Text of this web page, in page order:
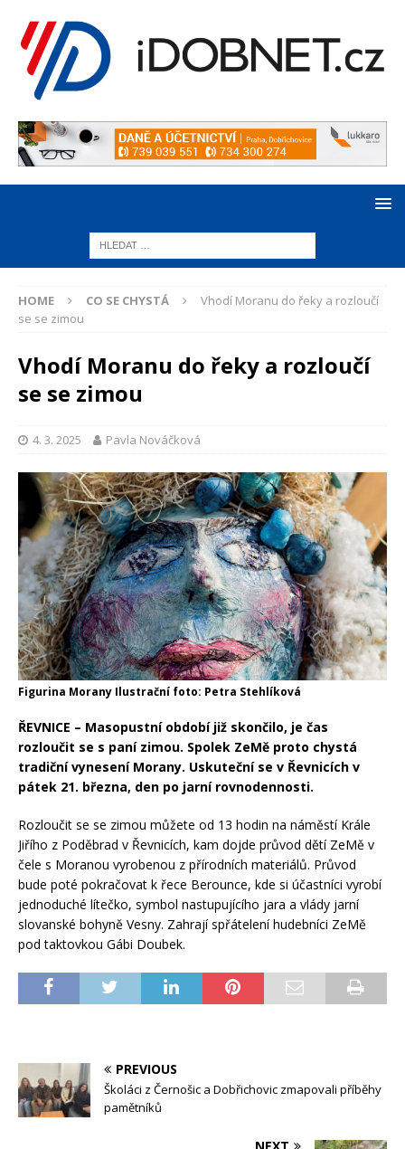
HOME CO SE CHYSTÁ
Vhodí Moranu do řeky a rozloučí
se se zimou
Vhodí Moranu do řeky a rozloučí
se se zimou
4. 3. 2025 Pavla Nováčková
Figurina Morany Ilustrační foto: Petra Stehlíková
ŘEVNICE – Masopustní období již skončilo, je čas
rozloučit se s paní zimou. Spolek ZeMě proto chystá
tradiční vynesení Morany. Uskuteční se v Řevnicích v
pátek 21. března, den po jarní rovnodennosti.
Rozloučit se se zimou můžete od 13 hodin na náměstí Krále
Jiřího z Poděbrad v Řevnicích, kam dojde průvod dětí ZeMě v
čele s Moranou vyrobenou z přírodních materiálů. Průvod
bude poté pokračovat k řece Berounce, kde si účastníci vyrobí
jednoduché lítečko, symbol nastupujícího jara a vlády jarní
slovanské bohyně Vesny. Zahrají spřátelení hudebníci ZeMě
pod taktovkou Gábi Doubek.
PREVIOUS
Školáci z Černošic a Dobřichovic zmapovali příběhy
pamětníků